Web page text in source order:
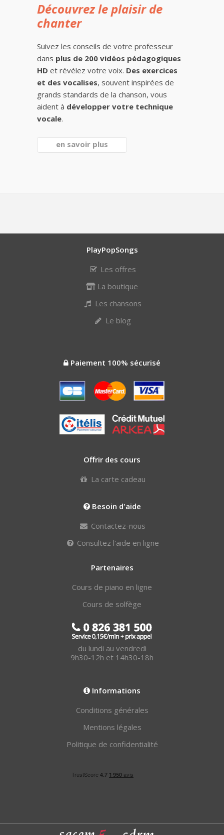
Découvrez le plaisir de
chanter
Suivez les conseils de votre professeur
dans plus de 200 vidéos pédagogiques
HD et révélez votre voix. Des exercices
et des vocalises, souvent inspirées de
grands standards de la chanson, vous
aident à développer votre technique
vocale.
en savoir plus
PlayPopSongs
Les offres
La boutique
Les chansons
Le blog
Paiement 100% sécurisé
Offrir des cours
La carte cadeau
Besoin d'aide
Contactez-nous
Consultez l'aide en ligne
Partenaires
Cours de piano en ligne
Cours de solfège
du lundi au vendredi
9h30-12h et 14h30-18h
Informations
Conditions générales
Mentions légales
Politique de confidentialité